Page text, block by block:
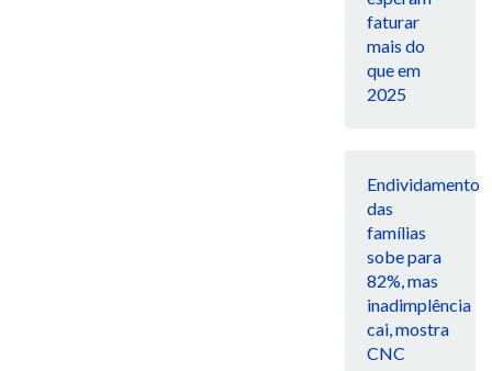
faturar
mais do
que em
2025
Endividamento
das
famílias
sobe para
82%, mas
inadimplência
cai, mostra
CNC